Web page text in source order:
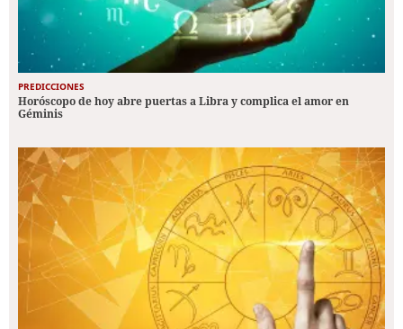
PREDICCIONES
Horóscopo de hoy abre puertas a Libra y complica el amor en
Géminis